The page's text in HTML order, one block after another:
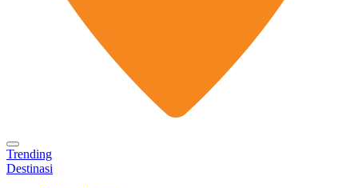
Trending
Destinasi